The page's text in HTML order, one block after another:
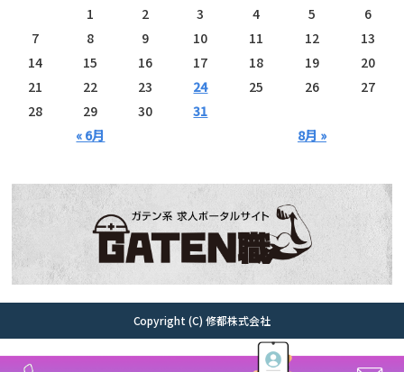
« 6月 8月 »
1 2 3 4 5
6
7
8 9 10 11 12
13
14
15 16 17 18 19
20
21
22 23 24 25 26
27
28
29 30 31
Copyright (C) 修都株式会社